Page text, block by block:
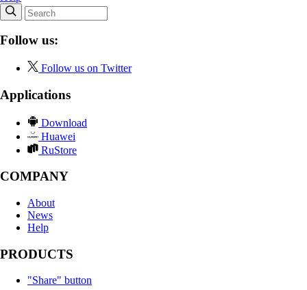
Follow us:
Follow us on Twitter
Applications
Download
Huawei
RuStore
COMPANY
About
News
Help
PRODUCTS
"Share" button